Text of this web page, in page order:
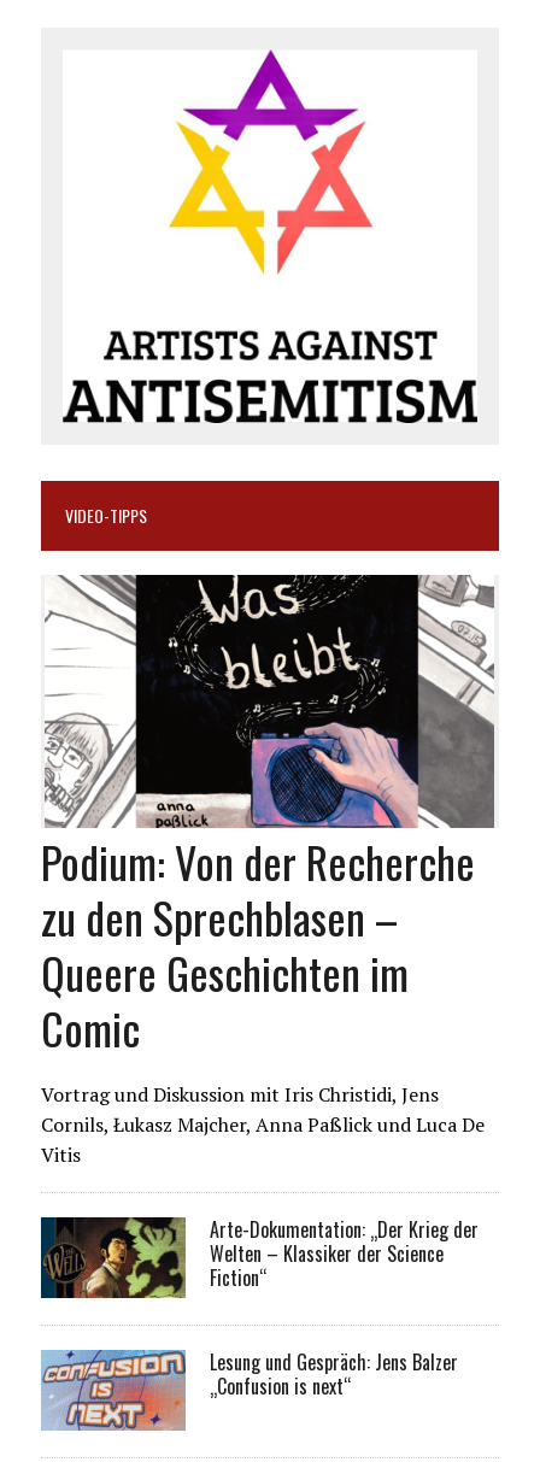
VIDEO-TIPPS
Podium: Von der Recherche
zu den Sprechblasen –
Queere Geschichten im
Comic
Vortrag und Diskussion mit Iris Christidi, Jens
Cornils, Łukasz Majcher, Anna Paßlick und Luca De
Vitis
Arte-Dokumentation: „Der Krieg der
Welten – Klassiker der Science
Fiction“
Lesung und Gespräch: Jens Balzer
„Confusion is next“